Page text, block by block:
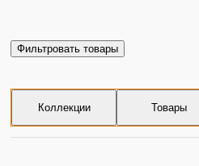
Фильтровать товары
Коллекции Товары